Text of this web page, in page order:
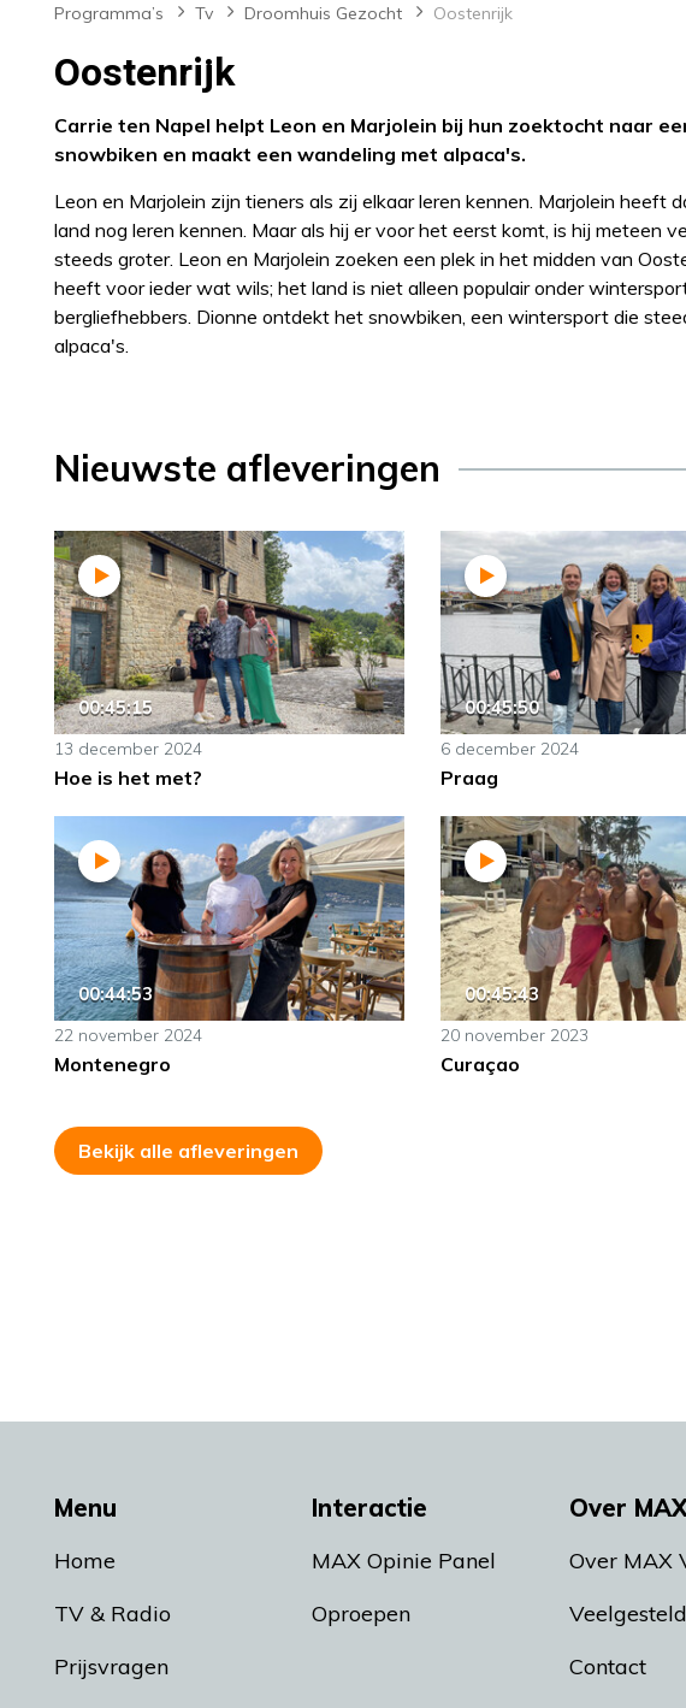
Programma’s Tv Droomhuis Gezocht Oostenrijk
Oostenrijk
Carrie ten Napel helpt Leon en Marjolein bij hun zoektocht naar
snowbiken en maakt een wandeling met alpaca's.
Leon en Marjolein zijn tieners als zij elkaar leren kennen. Marjolein heeft
land nog leren kennen. Maar als hij er voor het eerst komt, is hij meteen
steeds groter. Leon en Marjolein zoeken een plek in het midden van
heeft voor ieder wat wils; het land is niet alleen populair onder
bergliefhebbers. Dionne ontdekt het snowbiken, een wintersport die
alpaca's.
Nieuwste afleveringen
00:45:15
13 december 2024
Hoe is het met?
00:45:50
6 december 2024
Praag
00:44:53
22 november 2024
Montenegro
00:45:43
20 november 2023
Curaçao
Bekijk alle afleveringen
Menu
Home
TV & Radio
Prijsvragen
Interactie
MAX Opinie Panel
Oproepen
Over
Over MAX
Contact